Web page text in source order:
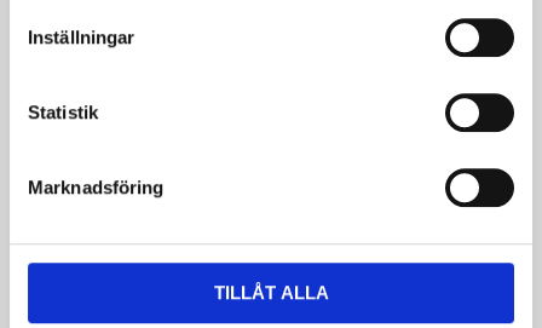
Inställningar
Statistik
Marknadsföring
TILLÅT ALLA
Omdömen
OMDÖME